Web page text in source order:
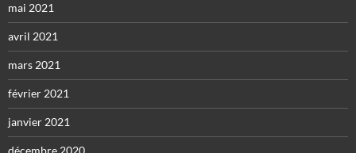
mai 2021
avril 2021
mars 2021
février 2021
janvier 2021
décembre 2020